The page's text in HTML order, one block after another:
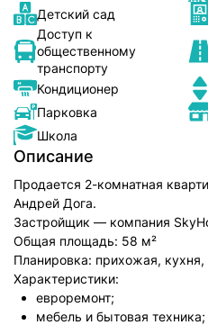
Детский сад
Доступ к
общественному
транспорту
Кондиционер
Парковка
Школа
Описание
Продается 2-комнатная
Андрей Дога.
Застройщик — компания
Общая площадь: 58 м²
Планировка: прихожая, кухня,
Характеристики:
евроремонт;
мебель и бытовая техника;